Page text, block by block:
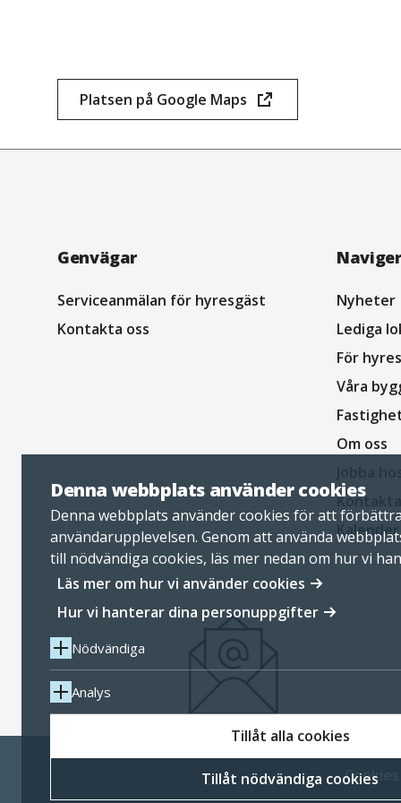
Denna webbplats använder cookies
Denna webbplats använder cookies för att förbättra
användarupplevelsen. Genom att använda
till nödvändiga cookies, läs mer nedan om hur vi
personuppgifter.
Läs mer om hur vi använder cookies
Hur vi hanterar dina personuppgifter
Nödvändiga
Analys
Tillåt alla cookies
Tillåt nödvändiga cookies
Platsen på Google Maps
Navigation
sidfot
Genvägar
Serviceanmälan för hyresgäst
Kontakta oss
Nyheter
Lediga
För
Våra
Om oss
Kontakta
Kalender
Cookies